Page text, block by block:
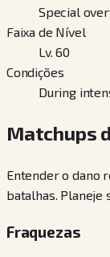
Special
Faixa de Nível
Lv. 60
Condições
During
Matchups
Entender o dano
batalhas. Planeje
Fraquezas